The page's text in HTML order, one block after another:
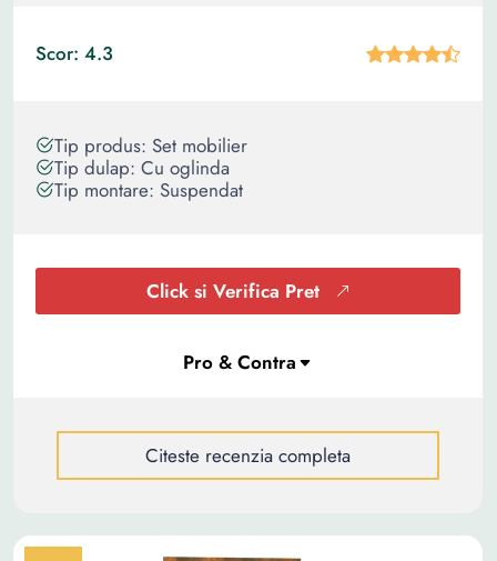
Scor: 4.3
Tip produs: Set mobilier
Tip dulap: Cu oglinda
Tip montare: Suspendat
Click si Verifica Pret
Citeste recenzia completa